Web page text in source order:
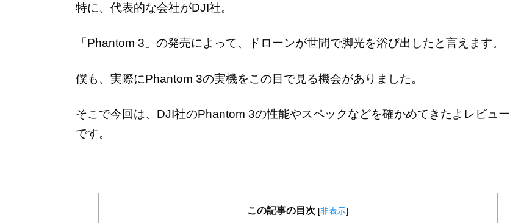
特に、代表的な会社がDJI社。
「Phantom 3」の発売によって、ドローンが世間で脚光を浴び出したと言えます。
僕も、実際にPhantom 3の実機をこの目で見る機会がありました。
そこで今回は、DJI社のPhantom 3の性能やスペックなどを確かめてきたよレビュー
です。
この記事の目次 [非表示]